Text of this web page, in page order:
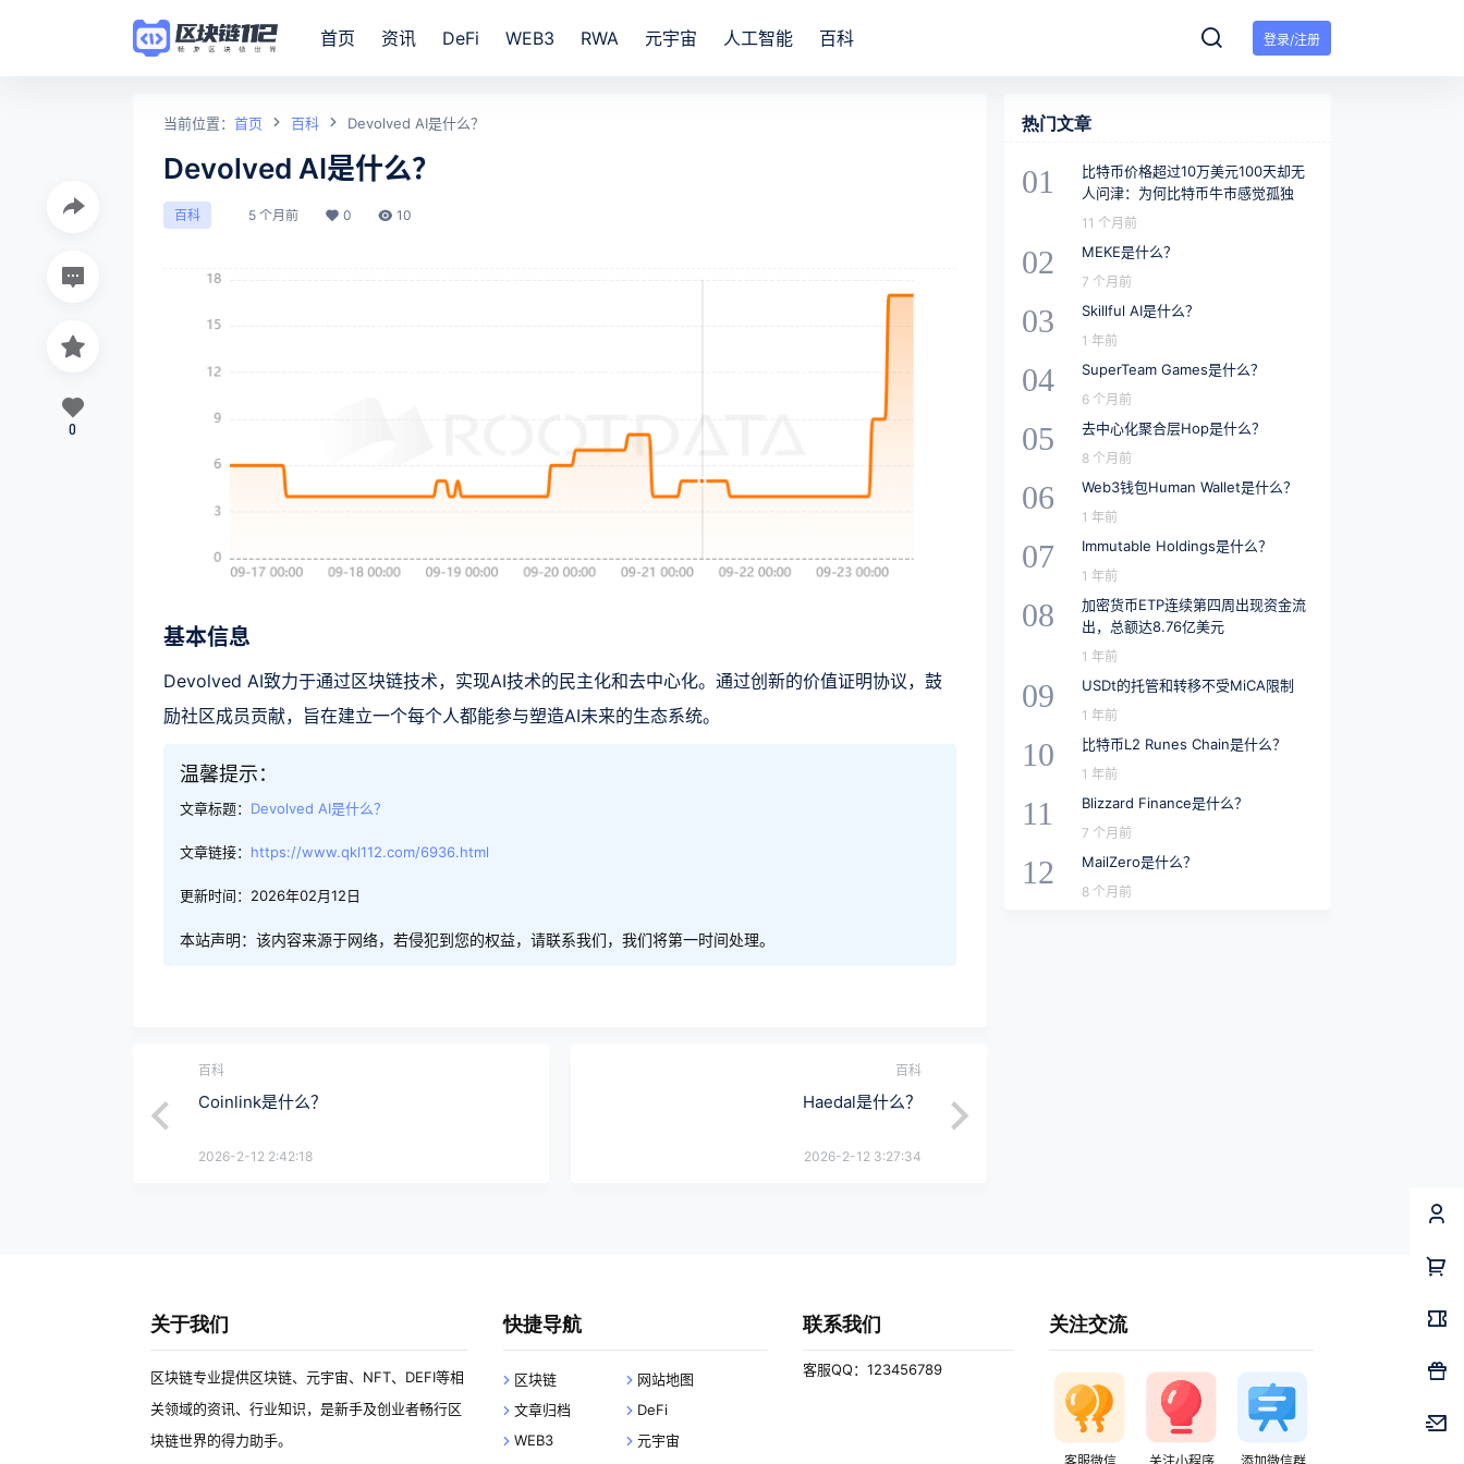
登录/注册
首页 资讯 DeFi WEB3 RWA 元宇宙 人工智能 百科
当前位置： 首页 百科 Devolved AI是什么？
Devolved AI是什么？
百科 5 个月前 0 10
基本信息
Devolved AI致力于通过区块链技术，实现AI技术的民主化和去中心化。通过创新的价值证明协议，鼓
励社区成员贡献，旨在建立一个每个人都能参与塑造AI未来的生态系统。
温馨提示：
文章标题： Devolved AI是什么？
文章链接： https://www.qkl112.com/6936.html
更新时间：2026年02月12日
本站声明：该内容来源于网络，若侵犯到您的权益，请联系我们，我们将第一时间处理。
0
百科
Coinlink是什么？
2026-2-12 2:42:18
百科
Haedal是什么？
2026-2-12 3:27:34
热门文章
01
比特币价格超过10万美元100天却无
人问津：为何比特币牛市感觉孤独
11 个月前
02 MEKE是什么？
7 个月前
03 Skillful AI是什么？
1 年前
04 SuperTeam Games是什么？
6 个月前
05 去中心化聚合层Hop是什么？
8 个月前
06 Web3钱包Human Wallet是什么？
1 年前
07 Immutable Holdings是什么？
1 年前
08
加密货币ETP连续第四周出现资金流
出，总额达8.76亿美元
1 年前
09 USDt的托管和转移不受MiCA限制
1 年前
10 比特币L2 Runes Chain是什么？
1 年前
11 Blizzard Finance是什么？
7 个月前
12 MailZero是什么？
8 个月前
关于我们
区块链专业提供区块链、元宇宙、NFT、DEFI等相
关领域的资讯、行业知识，是新手及创业者畅行区
块链世界的得力助手。
快捷导航
区块链
网站地图
文章归档
DeFi
WEB3
元宇宙
联系我们
客服QQ：123456789
关注交流